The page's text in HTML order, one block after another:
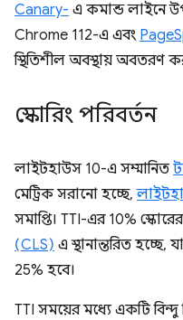
Canary- এ কমান্ড লাইনে
Chrome 112-এ এবং
স্থিতিশীল অবস্থায় অবতরণ
স্কোরিং পরিবর্তন
লাইটহাউস 10-এ সম্মানিত
মেট্রিক সরানো হচ্ছে,
সমাপ্তি। TTI-এর 10%
(CLS) এ স্থানান্তরিত হচ্ছে,
25% হবে।
TTI সময়ের মধ্যে একটি বিন্দু